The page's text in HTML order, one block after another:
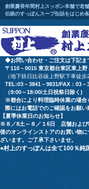
創業慶長年間村上スッポン本舗で老
伝統のすっぽんスープ缶詰をはじめ
◆お問い合わせ・ご注文は下記ま
〒110－0015 東京都台東区東上
（地下鉄日比谷線上野駅下車徒
TEL:03－3841－9831/FAX：03－
（9:00～18:00/土日祝祭日除く)
※都合により料理臨時休業の場合
際にはお電話でのご確認をお願い
【夏季休業日のお知らせ】
※８／8土～８／１6日 店舗および
後のオンラインストアのお買い物
ざいます。ご了承下さいませ。
●村上のすっぽんは全て100％純